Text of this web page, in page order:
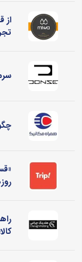
از
کالا؛ ۷ نکته مهم قبل